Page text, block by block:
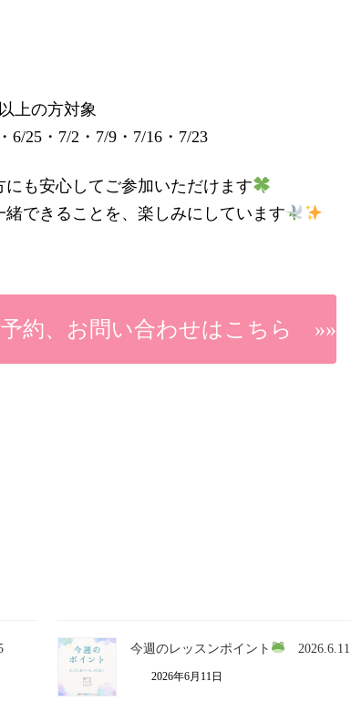
上の方対象
6/25・7/2・7/9・7/16・7/23
も安心してご参加いただけます
緒できることを、楽しみにしています
約、お問い合わせはこちら »»
今週のレッスンポイント 2026.6.11
2026年6月11日